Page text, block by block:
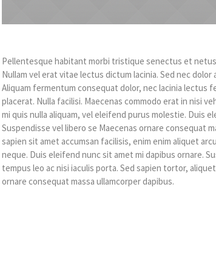
Pellentesque habitant morbi tristique senectus et
Nullam vel erat vitae lectus dictum lacinia. Sed nec
Aliquam fermentum consequat dolor, nec lacinia
placerat. Nulla facilisi. Maecenas commodo erat in nisi
mi quis nulla aliquam, vel eleifend purus molestie. Duis
Suspendisse vel libero se Maecenas ornare consequat
sapien sit amet accumsan facilisis, enim enim aliquet
neque. Duis eleifend nunc sit amet mi dapibus ornare.
tempus leo ac nisi iaculis porta. Sed sapien tortor,
ornare consequat massa ullamcorper dapibus.